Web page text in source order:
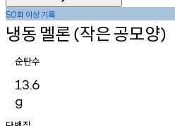
50회 이상기록
냉동 멜론(작은공모양)
순탄수
13.6
g